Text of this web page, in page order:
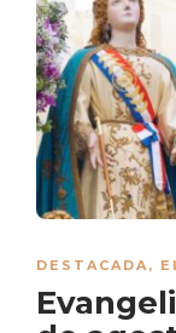
DESTACADA,